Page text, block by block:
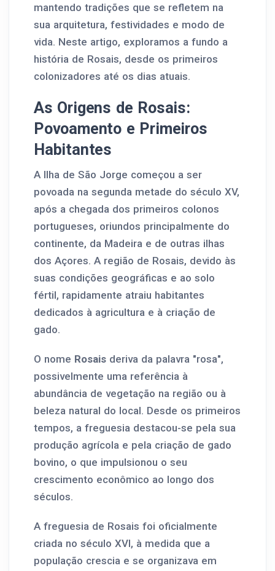
mantendo tradições que se refletem na
sua arquitetura, festividades e modo de
vida. Neste artigo, exploramos a fundo a
história de Rosais, desde os primeiros
colonizadores até os dias atuais.
As Origens de Rosais:
Povoamento e Primeiros
Habitantes
A Ilha de São Jorge começou a ser
povoada na segunda metade do século XV,
após a chegada dos primeiros colonos
portugueses, oriundos principalmente do
continente, da Madeira e de outras ilhas
dos Açores. A região de Rosais, devido às
suas condições geográficas e ao solo
fértil, rapidamente atraiu habitantes
dedicados à agricultura e à criação de
gado.
O nome Rosais deriva da palavra "rosa",
possivelmente uma referência à
abundância de vegetação na região ou à
beleza natural do local. Desde os primeiros
tempos, a freguesia destacou-se pela sua
produção agrícola e pela criação de gado
bovino, o que impulsionou o seu
crescimento econômico ao longo dos
séculos.
A freguesia de Rosais foi oficialmente
criada no século XVI, à medida que a
população crescia e se organizava em